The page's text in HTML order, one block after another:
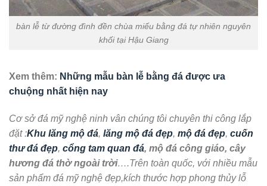
thư đá đẹp
cổng tam quan đá, mộ đá công giáo, cây
hương đá thờ ngoài trời….Trên toàn quốc, với nhiều mẫu
sản phẩm đá mỹ nghệ đẹp,kích thước hợp phong thủy lỗ
Quý khách hàng liên hệ với chúng tôi để được tư vấn tốt
Công ty đá mỹ nghệ ninh vân
Địa chỉ : Ninh Vân – Hoa Lư – Ninh Bình